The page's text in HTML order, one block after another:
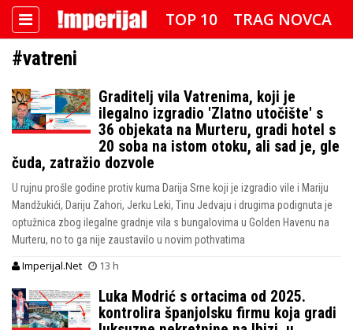
TOP 10
TRAG NOVCA
DETEKTOR
IMPERIJAL VIDEO
RADAR
IMPERIJAL & FREETIME
IMPERIJALOVE POZNATE FACE
#vatreni
Graditelj vila Vatrenima, koji je
ilegalno izgradio 'Zlatno utočište' s
36 objekata na Murteru, gradi hotel s
20 soba na istom otoku, ali sad je, gle
čuda, zatražio dozvole
U rujnu prošle godine protiv kuma Darija Srne koji je izgradio vile i Mariju
Mandžukići, Dariju Zahori, Jerku Leki, Tinu Jedvaju i drugima podignuta je
optužnica zbog ilegalne gradnje vila s bungalovima u Golden Havenu na
Murteru, no to ga nije zaustavilo u novim pothvatima
Imperijal.Net 13 h
Luka Modrić s ortacima od 2025.
kontrolira španjolsku firmu koja gradi